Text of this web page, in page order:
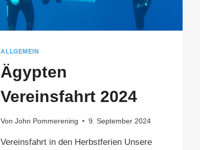
ALLGEMEIN
Ägypten
Vereinsfahrt 2024
Von John Pommerening 9. September 2024
Vereinsfahrt in den Herbstferien Unsere